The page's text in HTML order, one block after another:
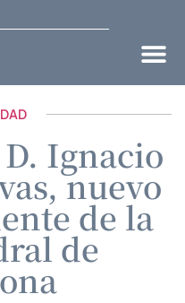
Ignacio
nuevo
de la
de